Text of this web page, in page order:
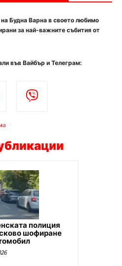
Будна Варна в своето любимо
за най-важните събития от
във Вайбър и Телеграм:
полиция
шофиране